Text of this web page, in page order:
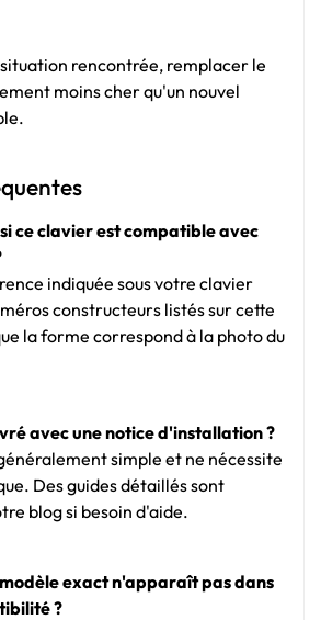
rencontrée, remplacer le
moins cher qu'un nouvel
ce clavier est compatible avec
indiquée sous votre clavier
constructeurs listés sur cette
la forme correspond à la photo du
avec une notice d'installation ?
simple et ne nécessite
Des guides détaillés sont
blog si besoin d'aide.
exact n'apparaît pas dans
?